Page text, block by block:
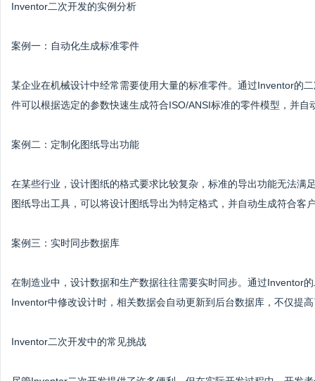
Inventor二次开发的实例分析
案例一：自动化生成标准零件
某企业在机械设计中经常需要使用大量的标准零件。通过Inventor的
件可以根据选定的参数快速生成符合ISO/ANSI标准的零件模型，并
案例二：定制化图纸导出功能
在某些行业，设计图纸的格式要求比较复杂，标准的导出功能无法
图纸导出工具，可以将设计图纸导出为特定格式，并自动生成符合客
案例三：实时同步数据库
在制造业中，设计数据和生产数据往往需要实时同步。通过Inventor
Inventor中修改设计时，相关数据会自动更新到后台数据库，不仅提
Inventor二次开发中的常见挑战